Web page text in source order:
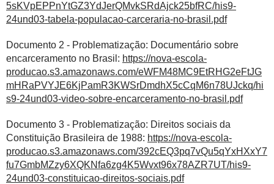
5sKVpEPPnYtGZ3YdJerQMvkSRdAjck25bfRC/his9-
24und03-tabela-populacao-carceraria-no-brasil.pdf
Documento 2 - Problematização: Documentário sobre
encarceramento no Brasil: https://nova-escola-
producao.s3.amazonaws.com/eWFM48MC9EtRHG2eFtJG
mHRaPVYJE6KjPamR3KWSrDmdhX5cCqM6n78UJckq/hi
s9-24und03-video-sobre-encarceramento-no-brasil.pdf
Documento 3 - Problematização: Direitos sociais da
Constituição Brasileira de 1988: https://nova-escola-
producao.s3.amazonaws.com/392cEQ3pq7vQu5qYxHXxY7
fu7GmbMZzy6XQKNfa6zg4K5Wvxt96x78AZR7UT/his9-
24und03-constituicao-direitos-sociais.pdf